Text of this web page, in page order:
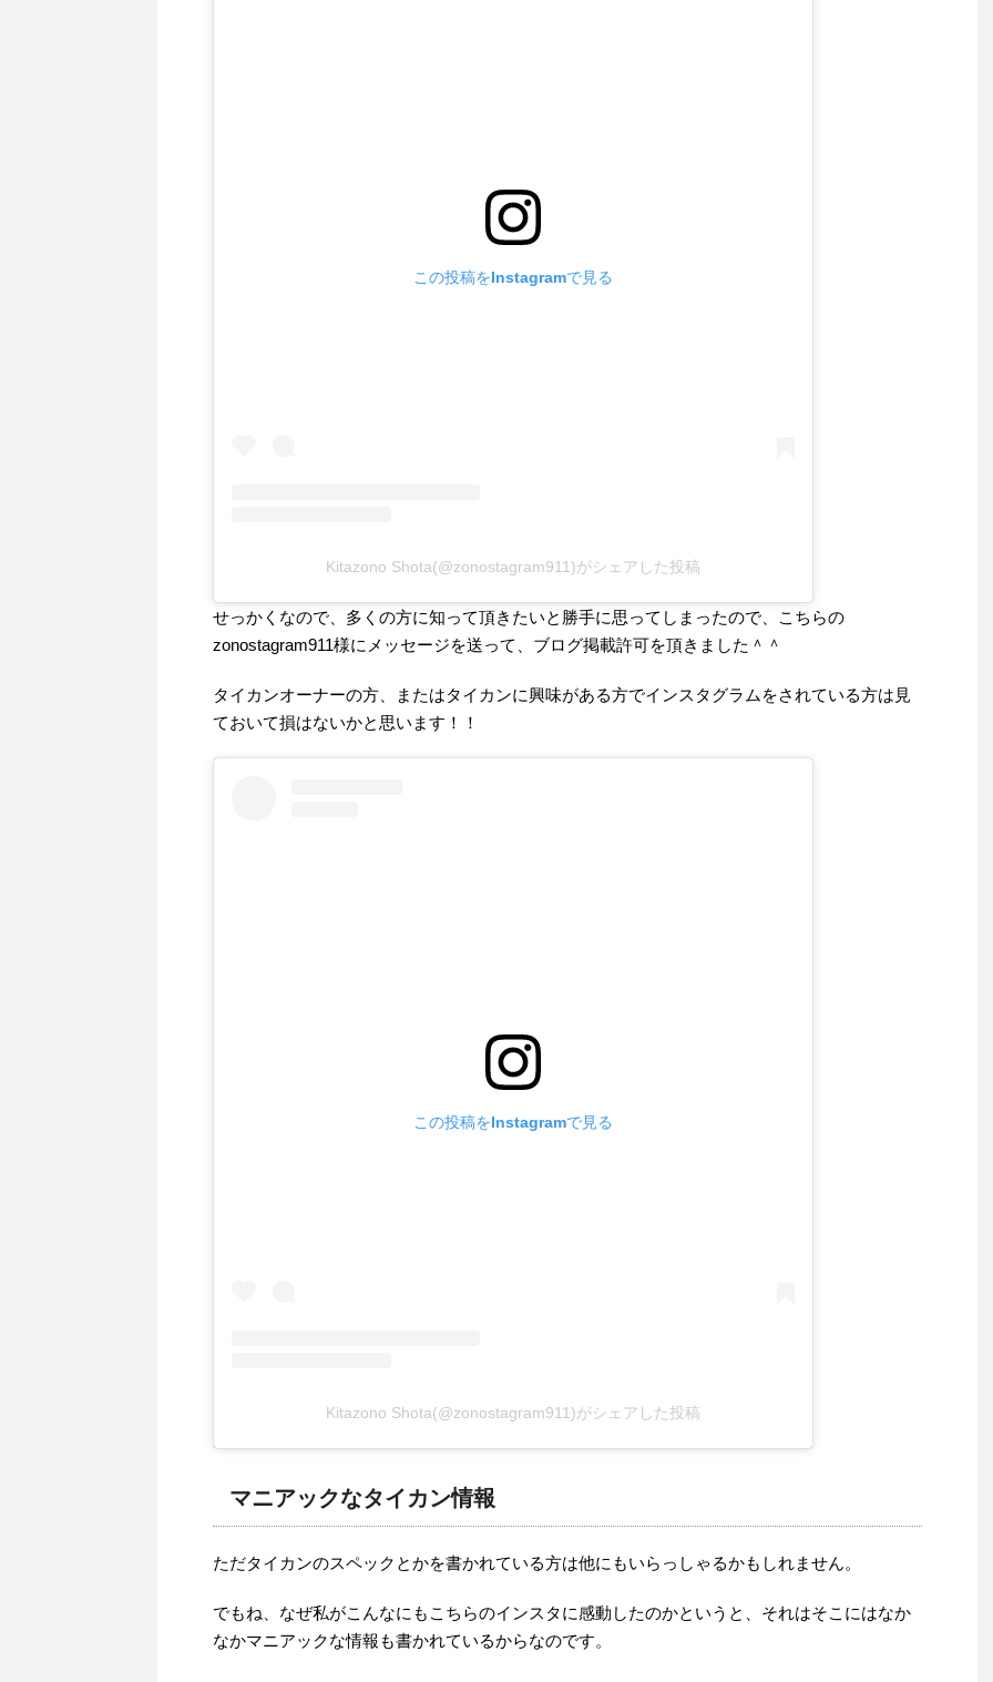
この投稿をInstagramで見る
Kitazono Shota(@zonostagram911)がシェアした投稿
せっかくなので、多くの方に知って頂きたいと勝手に思ってしまったので、こちらの
zonostagram911様にメッセージを送って、ブログ掲載許可を頂きました＾＾
タイカンオーナーの方、またはタイカンに興味がある方でインスタグラムをされている方は見
ておいて損はないかと思います！！
この投稿をInstagramで見る
Kitazono Shota(@zonostagram911)がシェアした投稿
マニアックなタイカン情報
ただタイカンのスペックとかを書かれている方は他にもいらっしゃるかもしれません。
でもね、なぜ私がこんなにもこちらのインスタに感動したのかというと、それはそこにはなか
なかマニアックな情報も書かれているからなのです。